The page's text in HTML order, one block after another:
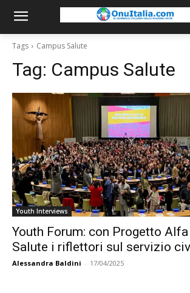
Tags Campus Salute
Tag: Campus Salute
Youth Interviews
Youth Forum: con Progetto Alfa
Salute i riflettori sul servizio
Alessandra Baldini - 17/04/2025